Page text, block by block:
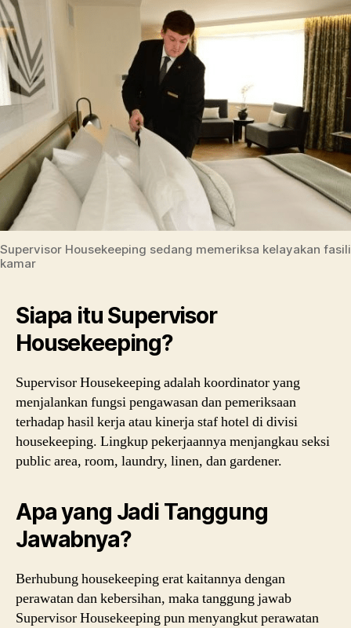
Supervisor Housekeeping sedang memeriksa kelayakan
kamar
Siapa itu Supervisor
Housekeeping?
Supervisor Housekeeping adalah koordinator yang
menjalankan fungsi pengawasan dan pemeriksaan
terhadap hasil kerja atau kinerja staf hotel di divisi
housekeeping. Lingkup pekerjaannya menjangkau seksi
public area, room, laundry, linen, dan gardener.
Apa yang Jadi Tanggung
Jawabnya?
Berhubung housekeeping erat kaitannya dengan
perawatan dan kebersihan, maka tanggung jawab
Supervisor Housekeeping pun menyangkut perawatan